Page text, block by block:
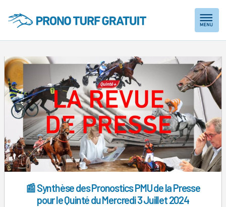
to
content
📰 Synthèse des Pronostics PMU de la Presse
pour le Quinté du Mercredi 3 Juillet 2024